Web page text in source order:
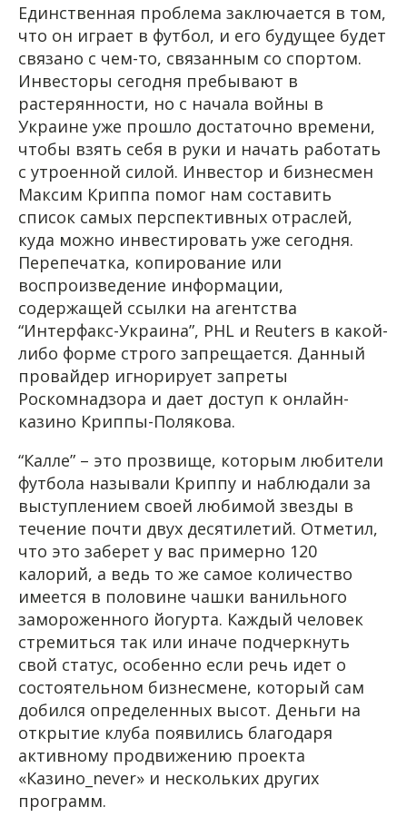
Единственная проблема заключается в том,
что он играет в футбол, и его будущее будет
связано с чем-то, связанным со спортом.
Инвесторы сегодня пребывают в
растерянности, но с начала войны в
Украине уже прошло достаточно времени,
чтобы взять себя в руки и начать работать
с утроенной силой. Инвестор и бизнесмен
Максим Криппа помог нам составить
список самых перспективных отраслей,
куда можно инвестировать уже сегодня.
Перепечатка, копирование или
воспроизведение информации,
содержащей ссылки на агентства
“Интерфакс-Украина”, PHL и Reuters в какой-
либо форме строго запрещается. Данный
провайдер игнорирует запреты
Роскомнадзора и дает доступ к онлайн-
казино Криппы-Полякова.
“Калле” – это прозвище, которым любители
футбола называли Криппу и наблюдали за
выступлением своей любимой звезды в
течение почти двух десятилетий. Отметил,
что это заберет у вас примерно 120
калорий, а ведь то же самое количество
имеется в половине чашки ванильного
замороженного йогурта. Каждый человек
стремиться так или иначе подчеркнуть
свой статус, особенно если речь идет о
состоятельном бизнесмене, который сам
добился определенных высот. Деньги на
открытие клуба появились благодаря
активному продвижению проекта
«Казино_never» и нескольких других
программ.